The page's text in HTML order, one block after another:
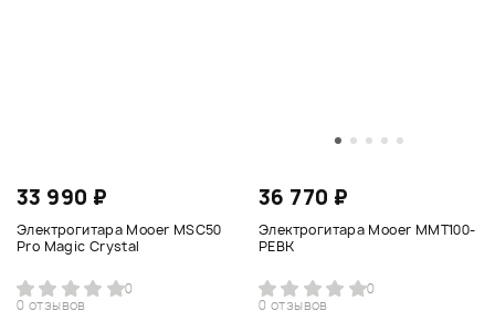
33 990 ₽
Электрогитара Mooer MSC50
Pro Magic Crystal
0
0 отзывов
36 770 ₽
Электрогитара Mooer MMT100-
PEBK
0
0 отзывов